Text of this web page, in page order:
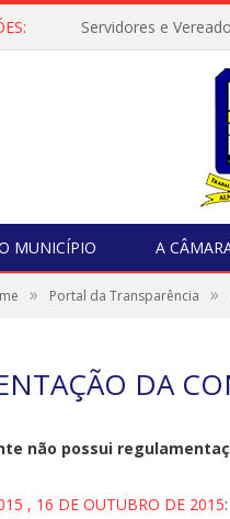
MUNICÍPIO A
» Portal da Transparência »
DA
não possui
, 16 DE OUTUBRO DE 2015